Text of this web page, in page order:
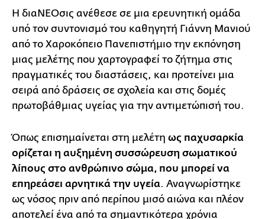
Η διαΝΕΟσις ανέθεσε σε μια ερευνητική ομάδα
υπό τον συντονισμό του καθηγητή Γιάννη Μανιού
από το Χαροκόπειο Πανεπιστήμιο την εκπόνηση
μιας μελέτης που χαρτογραφεί το ζήτημα στις
πραγματικές του διαστάσεις, και προτείνει μια
σειρά από δράσεις σε σχολεία και στις δομές
πρωτοβάθμιας υγείας για την αντιμετώπισή του.
Όπως επισημαίνεται στη μελέτη ως παχυσαρκία
ορίζεται η αυξημένη συσσώρευση σωματικού
λίπους στο ανθρώπινο σώμα, που μπορεί να
επηρεάσει αρνητικά την υγεία. Αναγνωρίστηκε
ως νόσος πριν από περίπου μισό αιώνα και πλέον
αποτελεί ένα από τα σημαντικότερα χρόνια